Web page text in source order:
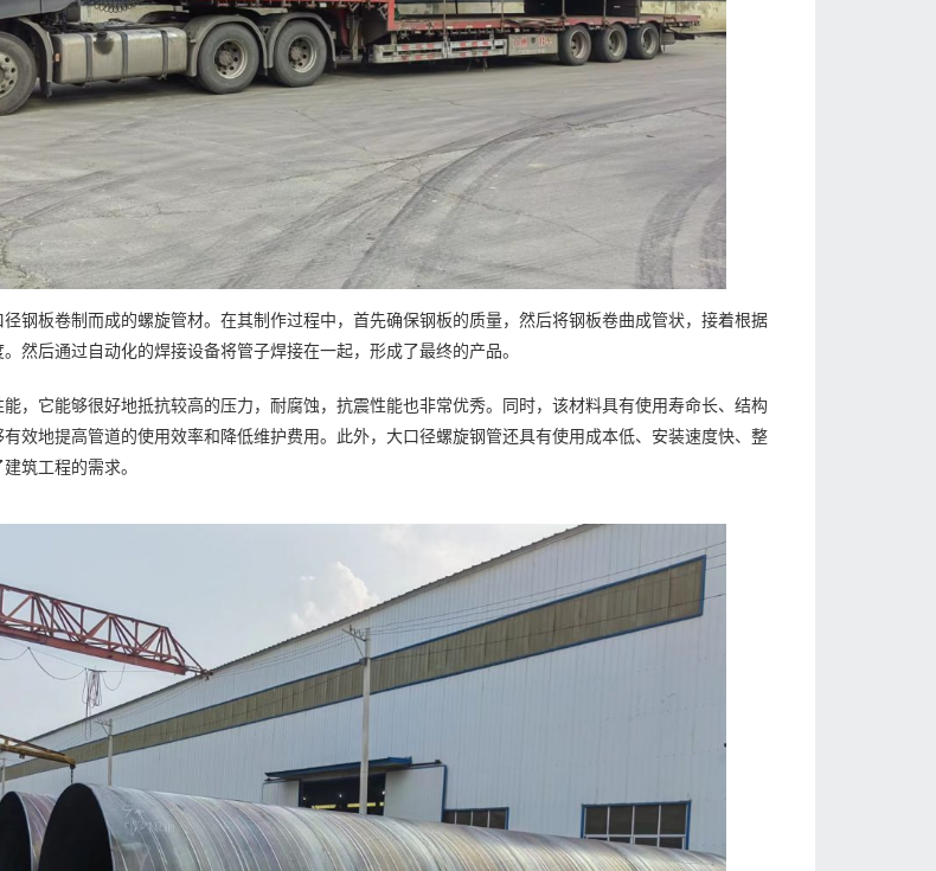
钢板卷制而成的螺旋管材。在其制作过程中，首先确保钢板的质量，然后将钢板卷曲成管状，接着根据
然后通过自动化的焊接设备将管子焊接在一起，形成了最终的产品。
，它能够很好地抵抗较高的压力，耐腐蚀，抗震性能也非常优秀。同时，该材料具有使用寿命长、结构
效地提高管道的使用效率和降低维护费用。此外，大口径螺旋钢管还具有使用成本低、安装速度快、整
筑工程的需求。